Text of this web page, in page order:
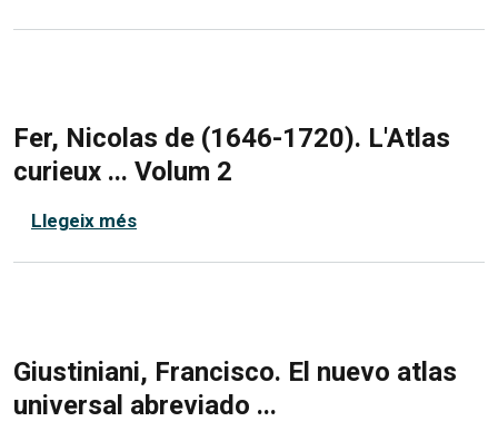
Fer, Nicolas de (1646-1720). L'Atlas
curieux ... Volum 2
Llegeix méssobre Fer, Nicolas de (1646-1720).
Giustiniani, Francisco. El nuevo atlas
universal abreviado ...